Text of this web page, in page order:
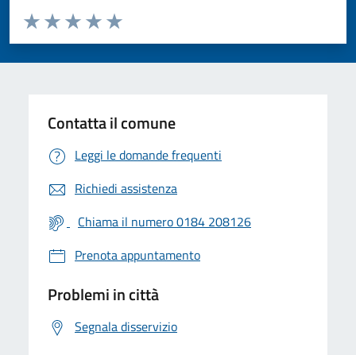
Valuta da 1 a 5 stelle la pagina
Valuta 5 stelle su 5
Valuta 4 stelle su 5
Valuta 3 stelle su 5
Valuta 2 stelle su 5
Valuta 1 stelle su 5
Contatta il comune
Leggi le domande frequenti
Richiedi assistenza
Chiama il numero 0184 208126
Prenota appuntamento
Problemi in città
Segnala disservizio